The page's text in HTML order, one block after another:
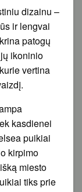
dizainu –
ir lengvai
patogų
ikoninio
vertina
kasdienei
puikiai
kirpimo
miesto
tiks prie